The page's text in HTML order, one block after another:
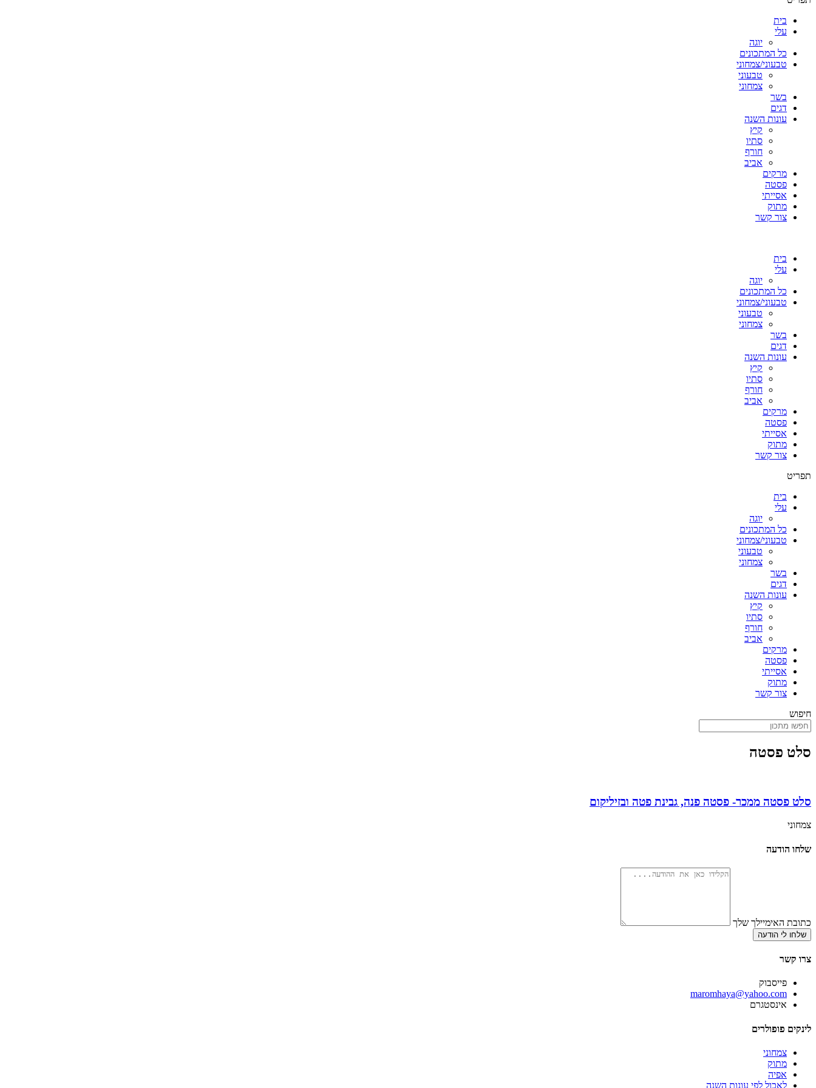
בית
עלי
יוגה
כל המתכונים
טבעוני/צמחוני
טבעוני
צמחוני
בשר
דגים
עונות השנה
קיץ
סתיו
חורף
אביב
מרקים
פסטה
אסייתי
מתוק
צור קשר
בית
עלי
יוגה
כל המתכונים
טבעוני/צמחוני
טבעוני
צמחוני
בשר
דגים
עונות השנה
קיץ
סתיו
חורף
אביב
מרקים
פסטה
אסייתי
מתוק
צור קשר
תפריט
בית
עלי
יוגה
כל המתכונים
טבעוני/צמחוני
טבעוני
צמחוני
בשר
דגים
עונות השנה
קיץ
סתיו
חורף
אביב
מרקים
פסטה
אסייתי
מתוק
צור קשר
חיפוש
סלט פסטה
סלט פסטה ממכר- פסטה פנה, גבינת פטה ובזיליקום
צמחוני
שלחו הודעה
כתובת האימיילך שלך
שלחו לי הודעה
צרו קשר
פייסבוק
‫maromhaya@yahoo.com
אינסטגרם
לינקים פופולרים
צמחוני
מתוק
אפיה
לאכול לפי עונות השנה